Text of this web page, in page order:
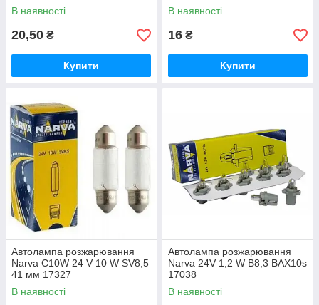
В наявності
20,50 ₴
Купити
В наявності
16 ₴
Купити
Автолампа розжарювання
Narva C10W 24 V 10 W SV8,5
41 мм 17327
В наявності
Автолампа розжарювання
Narva 24V 1,2 W B8,3 BAX10s
17038
В наявності